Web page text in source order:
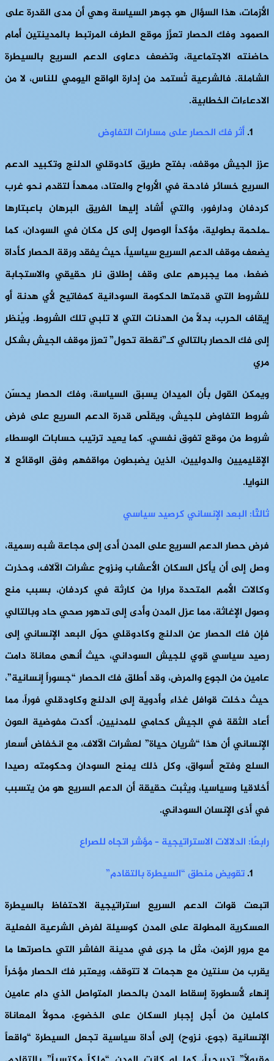
الأزمات، هذا السؤال هو جوهر السياسة وهي أن مدى القدرة على
الصمود وفك الحصار تعزّز موقع الطرف المرتبط بالمدينتين أمام
حاضنته الاجتماعية، وتضعف دعاوى الدعم السريع بالسيطرة
الشاملة. فالشرعية تُستمد من إدارة الواقع اليومي للناس، لا من
الادعاءات الخطابية.
أثر فك الحصار على مسارات التفاوض
عزز الجيش موقفه، بفتح طريق كادوقلي الدلنج وتكبيد الدعم
السريع خسائر فادحة في الأرواح والعتاد، ممهداً لتقدم نحو غرب
كردفان ودارفور، والتي أشاد إليها الفريق البرهان باعبتارها
ـملحمة بطولية، مؤكداً الوصول إلى كل مكان في السودان، كما
يضعف موقف الدعم السريع سياسياً، حيث يفقد ورقة الحصار كأداة
ضغط، مما يجبرهم على وقف إطلاق نار حقيقي والاستجابة
للشروط التي قدمتها الحكومة السودانية كمفاتيح لأي هدنة أو
إيقاف الحرب، بدلاً من الهدنات التي لا تلبي تلك الشروط. ويُنظر
إلى فك الحصار بالتالي كـ”نقطة تحول” تعزز موقف الجيش بشكل
مري
ويمكن القول بأن الميدان يسبق السياسة، وفك الحصار يحسّن
شروط التفاوض للجيش، ويقلّص قدرة الدعم السريع على فرض
شروط من موقع تفوق نفسي. كما يعيد ترتيب حسابات الوسطاء
الإقليميين والدوليين، الذين يضبطون مواقفهم وفق الوقائع لا
النوايا.
ثالثًا: البعد الإنساني كرصيد سياسي
فرض حصار الدعم السريع على المدن أدى إلى مجاعة شبه رسمية،
وصل إلى أن يأكل السكان الأعشاب ونزوح عشرات الآلاف، وحذرت
وكالات الأمم المتحدة مرارا من كارثة في كردفان، بسبب منع
وصول الإغاثة، مما عزل المدن وأدى إلى تدهور صحي حاد وبالتالي
فإن فك الحصار عن الدلنج وكادوقلي حوّل البعد الإنساني إلى
رصيد سياسي قوي للجيش السوداني، حيث أنهى معاناة دامت
عامين من الجوع والمرض، وقد أطلق فك الحصار “جسوراً إنسانية”،
حيث دخلت قوافل غذاء وأدوية إلى الدلنج وكاودقلي فوراً، مما
أعاد الثقة في الجيش كحامي للمدنيين. أكدت مفوضية العون
الإنساني أن هذا “شريان حياة” لعشرات الآلاف، مع انخفاض أسعار
السلع وفتح أسواق، وكل ذلك يمنح السودان وحكومته رصيدا
أخلاقيا وسياسيا، ويثبت حقيقة أن الدعم السريع هو من يتسبب
في أذى الإنسان السوداني.
رابعًا: الدلالات الاستراتيجية – مؤشر اتجاه للصراع
تقويض منطق “السيطرة بالتقادم”
اتبعت قوات الدعم السريع استراتيجية الاحتفاظ بالسيطرة
العسكرية المطولة على المدن كوسيلة لفرض الشرعية الفعلية
مع مرور الزمن، مثل ما جرى في مدينة الفاشر التي حاصرتها ما
يقرب من سنتين مع هجمات لا تتوقف، ويعتبر فك الحصار مؤخراً
إنهاء لأسطورة إسقاط المدن بالحصار المتواصل الذي دام عامين
كاملين من أجل إجبار السكان على الخضوع، محولاً المعاناة
الإنسانية (جوع، نزوح) إلى أداة سياسية تجعل السيطرة “واقعاً